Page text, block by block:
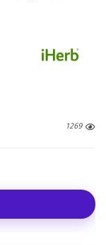
1269